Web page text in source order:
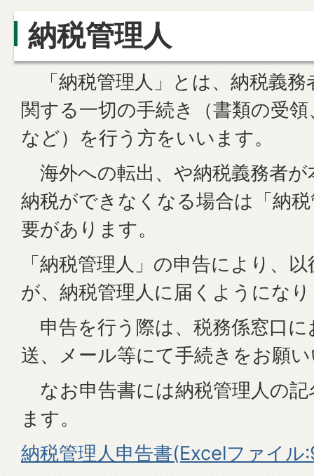
納税管理人
「納税管理人」とは、納税義務
関する一切の手続き（書類の受
など）を行う方をいいます。
海外への転出、や納税義務者が
納税ができなくなる場合は「納
要があります。
「納税管理人」の申告により、
が、納税管理人に届くようにな
申告を行う際は、税務係窓口
送、メール等にて手続きをお願
なお申告書には納税管理人の
ます。
納税管理人申告書(Excelファイル